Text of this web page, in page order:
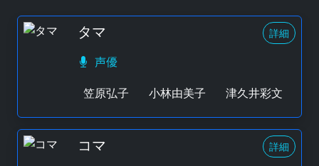
タマ 詳細
声優
笠原弘子
小林由美子 津久井彩文
コマ 詳細